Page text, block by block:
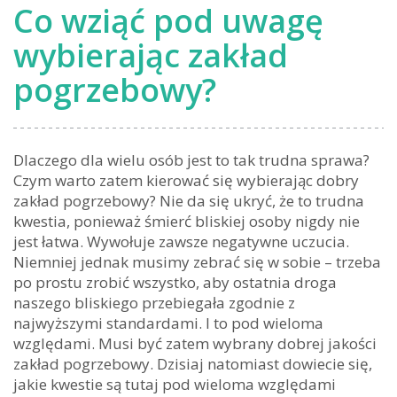
Co wziąć pod uwagę
wybierając zakład
pogrzebowy?
Dlaczego dla wielu osób jest to tak trudna sprawa?
Czym warto zatem kierować się wybierając dobry
zakład pogrzebowy? Nie da się ukryć, że to trudna
kwestia, ponieważ śmierć bliskiej osoby nigdy nie
jest łatwa. Wywołuje zawsze negatywne uczucia.
Niemniej jednak musimy zebrać się w sobie – trzeba
po prostu zrobić wszystko, aby ostatnia droga
naszego bliskiego przebiegała zgodnie z
najwyższymi standardami. I to pod wieloma
względami. Musi być zatem wybrany dobrej jakości
zakład pogrzebowy. Dzisiaj natomiast dowiecie się,
jakie kwestie są tutaj pod wieloma względami